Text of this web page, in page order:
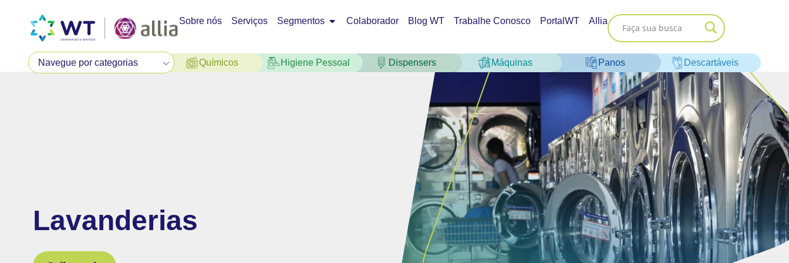
Sobre nós Serviços Segmentos Colaborador Blog WT Trabalhe Conosco PortalWT Allia
Químicos Higiene Pessoal Dispensers Máquinas Panos Descartáveis
Lavanderias